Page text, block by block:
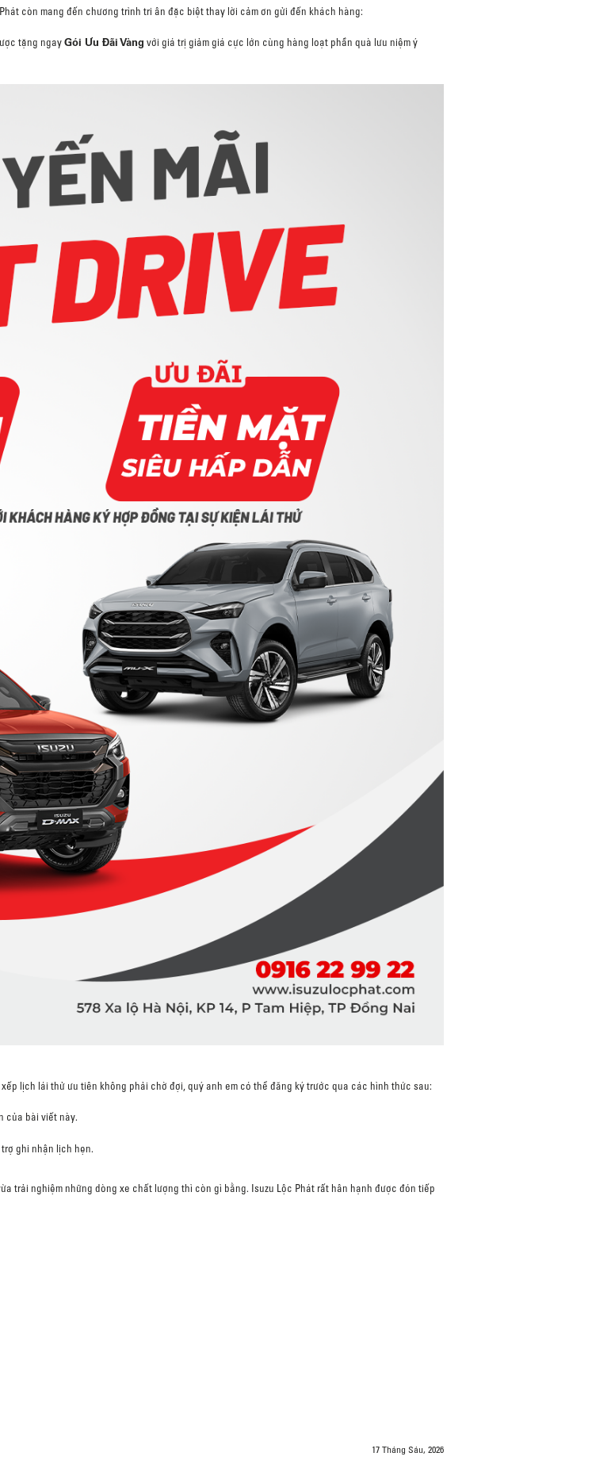
còn mang đến chương trình tri ân đặc biệt thay lời cảm ơn gửi đến khách hàng:
tặng ngayGói Ưu Đãi Vàng với giá trị giảm giá cực lớn cùng hàng loạt phần quà lưu niệm ý
lịch lái thử ưu tiên không phải chờ đợi, quý anh em có thể đăng ký trước qua các hình thức sau:
của bài viết này.
ghi nhận lịch hẹn.
trải nghiệm những dòng xe chất lượng thì còn gì bằng. Isuzu Lộc Phát rất hân hạnh được đón tiếp
17 Tháng Sáu, 2026